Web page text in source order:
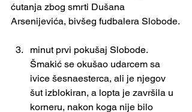
ćutanja zbog smrti Dušana
Arsenijevića, bivšeg fudbalera Slobode.
minut prvi pokušaj Slobode.
Šmakić se okušao udarcem sa
ivice šesnaesterca, ali je njegov
šut izblokiran, a lopta je završila u
korneru, nakon koga nije bilo